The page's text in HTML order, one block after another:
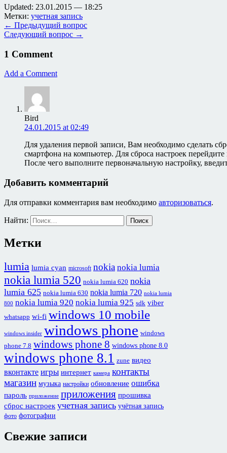
Updated: 23.01.2015 — 18:25
Метки: учетная запись
← Предыдущий вопрос
Следующий вопрос →
1 Comment
Add a Comment
Bird
24.01.2015 at 02:49
Для удаления первой записи, Вам необходимо сделать
смартфона на компьютер. Для сброса настроек
После чего выполните первоначальную настройку,
Добавить комментарий
Для отправки комментария вам необходимо авторизоваться.
Найти:
Метки
lumia lumia cyan microsoft nokia nokia lumia
nokia lumia 520 nokia lumia 620 nokia
lumia 625 nokia lumia 630 nokia lumia 720 nokia lumia
800 nokia lumia 920 nokia lumia 925 sdk viber
whatsapp wi-fi windows 10 mobile
windows insider windows phone windows
phone 7.8 windows phone 8 windows phone 8.0
windows phone 8.1 zune видео
вконтакте игры интернет камера контакты
магазин музыка настройки обновление ошибка
пароль приложение приложения прошивка
сброс настроек учетная запись учётная запись
фото фотографии
Свежие записи